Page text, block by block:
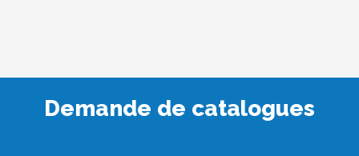
Demande de catalogues